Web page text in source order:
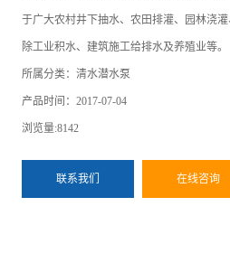
于广大农村井下抽水、农田排灌、园林浇
除工业积水、建筑施工给排水及养殖业等。
所属分类：清水潜水泵
产品时间：2017-07-04
浏览量:8142
联系我们 在线咨询